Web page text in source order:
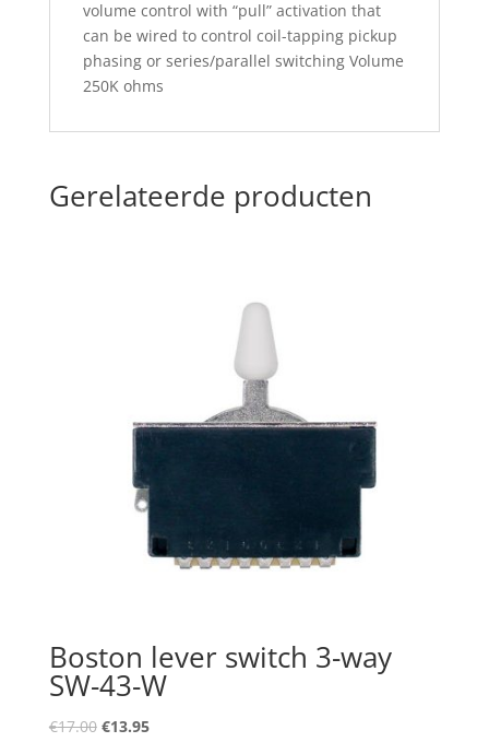
volume control with “pull” activation that
can be wired to control coil-tapping pickup
phasing or series/parallel switching Volume
250K ohms
Gerelateerde producten
Boston lever switch 3-way
SW-43-W
€17.00 Oorspronkelijke
€13.95Huidige